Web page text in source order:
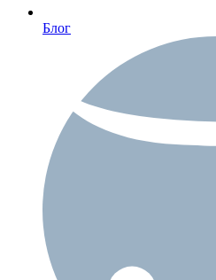
Блог